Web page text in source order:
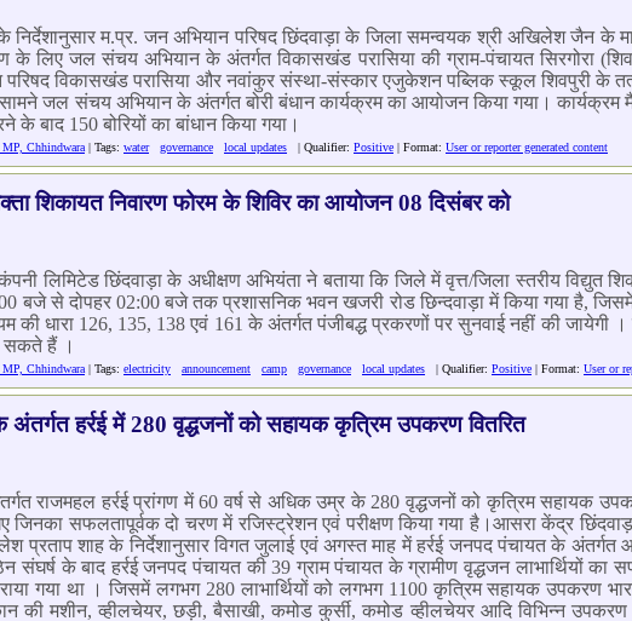
निर्देशानुसार म.प्र. जन अभियान परिषद छिंदवाड़ा के जिला समन्वयक श्री अखिलेश जैन के
के लिए जल संचय अभियान के अंतर्गत विकासखंड परासिया की ग्राम-पंचायत सिरगोरा
विकासखंड परासिया और नवांकुर संस्था-संस्कार एजुकेशन पब्लिक स्कूल शिवपुरी के
सामने जल संचय अभियान के अंतर्गत बोरी बंधान कार्यक्रम का आयोजन किया गया। कार्यक्रम
के बाद 150 बोरियों का बांधान किया गया।
Chhindwara | Tags: water governance local updates | Qualifier: Positive | Format: User or reporter generated content
शिकायत निवारण फोरम के शिविर का आयोजन 08 दिसंबर को
कंपनी लिमिटेड छिंदवाड़ा के अधीक्षण अभियंता ने बताया कि जिले में वृत्त/जिला स्तरीय विद्युत
बजे से दोपहर 02:00 बजे तक प्रशासनिक भवन खजरी रोड छिन्दवाड़ा में किया गया है,
की धारा 126, 135, 138 एवं 161 के अंतर्गत पंजीबद्ध प्रकरणों पर सुनवाई नहीं की
सकते हैं ।
Chhindwara | Tags: electricity announcement camp governance local updates | Qualifier: Positive | Format: User or
के अंतर्गत हर्रई में 280 वृद्धजनों को सहायक कृत्रिम उपकरण वितरित
राजमहल हर्रई प्रांगण में 60 वर्ष से अधिक उम्र के 280 वृद्धजनों को कृत्रिम
गए जिनका सफलतापूर्वक दो चरण में रजिस्ट्रेशन एवं परीक्षण किया गया है।आसरा केंद्र
प्रताप शाह के निर्देशानुसार विगत जुलाई एवं अगस्त माह में हर्रई जनपद पंचायत के
संघर्ष के बाद हर्रई जनपद पंचायत की 39 ग्राम पंचायत के ग्रामीण वृद्धजन लाभार्थियों
गया था । जिसमें लगभग 280 लाभार्थियों को लगभग 1100 कृत्रिम सहायक उपकरण
की मशीन, व्हीलचेयर, छड़ी, बैसाखी, कमोड कुर्सी, कमोड व्हीलचेयर आदि विभिन्न